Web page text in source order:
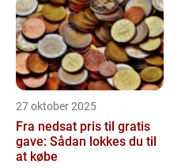
27 oktober 2025
Fra nedsat pris til gratis
gave: Sådan lokkes du til
at købe